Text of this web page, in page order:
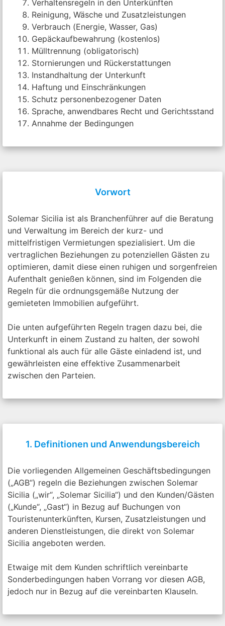
Verhaltensregeln in den Unterkünften
Reinigung, Wäsche und Zusatzleistungen
Verbrauch (Energie, Wasser, Gas)
Gepäckaufbewahrung (kostenlos)
Mülltrennung (obligatorisch)
Stornierungen und Rückerstattungen
Instandhaltung der Unterkunft
Haftung und Einschränkungen
Schutz personenbezogener Daten
Sprache, anwendbares Recht und Gerichtsstand
Annahme der Bedingungen
Vorwort
Solemar Sicilia ist als Branchenführer auf die Beratung
und Verwaltung im Bereich der kurz- und
mittelfristigen Vermietungen spezialisiert. Um die
vertraglichen Beziehungen zu potenziellen Gästen zu
optimieren, damit diese einen ruhigen und sorgenfreien
Aufenthalt genießen können, sind im Folgenden die
Regeln für die ordnungsgemäße Nutzung der
gemieteten Immobilien aufgeführt.
Die unten aufgeführten Regeln tragen dazu bei, die
Unterkunft in einem Zustand zu halten, der sowohl
funktional als auch für alle Gäste einladend ist, und
gewährleisten eine effektive Zusammenarbeit
zwischen den Parteien.
1. Definitionen und Anwendungsbereich
Die vorliegenden Allgemeinen Geschäftsbedingungen
(„AGB“) regeln die Beziehungen zwischen Solemar
Sicilia („wir“, „Solemar Sicilia“) und den Kunden/Gästen
(„Kunde“, „Gast“) in Bezug auf Buchungen von
Touristenunterkünften, Kursen, Zusatzleistungen und
anderen Dienstleistungen, die direkt von Solemar
Sicilia angeboten werden.
Etwaige mit dem Kunden schriftlich vereinbarte
Sonderbedingungen haben Vorrang vor diesen AGB,
jedoch nur in Bezug auf die vereinbarten Klauseln.